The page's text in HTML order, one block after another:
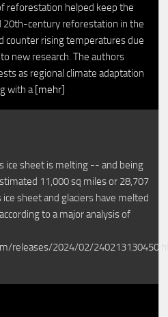
reforestation helped keep the
20th-century reforestation in the
counter rising temperatures due
new research. The authors
as regional climate adaptation
with a [mehr]
ice sheet is melting -- and being
11,000 sq miles or 28,707
sheet and glaciers have melted
to a major analysis of
releases/2024/02/